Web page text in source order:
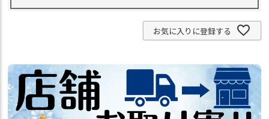
お気に入りに登録する